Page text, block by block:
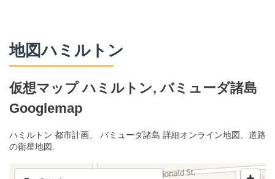
地図ハミルトン
仮想マップ ハミルトン, バミューダ諸島
Googlemap
ハミルトン 都市計画、 バミューダ諸島 詳細オンライン地図、道路
の衛星地図.